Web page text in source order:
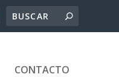
CONTACTO